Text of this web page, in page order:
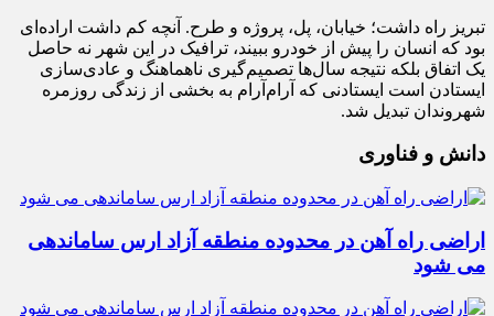
تبریز راه داشت؛ خیابان، پل، پروژه و طرح. آنچه کم داشت اراده‌ای
بود که انسان را پیش از خودرو ببیند، ترافیک در این شهر نه حاصل
یک اتفاق بلکه نتیجه سال‌ها تصمیم‌گیری ناهماهنگ و عادی‌سازی
ایستادن است ایستادنی که آرام‌آرام به بخشی از زندگی روزمره
شهروندان تبدیل شد.
دانش و فناوری
اراضی راه آهن در محدوده منطقه آزاد ارس ساماندهی
می شود